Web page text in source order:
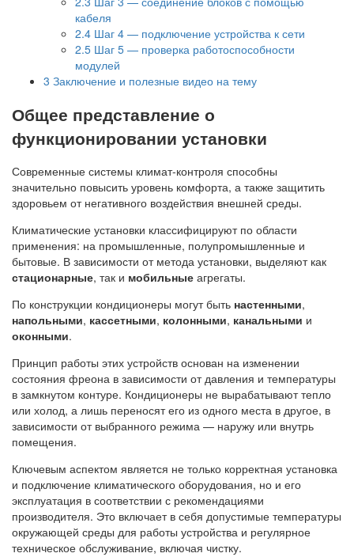
кабеля
2.4 Шаг 4 — подключение устройства к сети
2.5 Шаг 5 — проверка работоспособности
модулей
3 Заключение и полезные видео на тему
Общее представление о
функционировании установки
Современные системы климат-контроля способны
значительно повысить уровень комфорта, а также защитить
здоровьем от негативного воздействия внешней среды.
Климатические установки классифицируют по области
применения: на промышленные, полупромышленные и
бытовые. В зависимости от метода установки, выделяют как
стационарные, так и мобильные агрегаты.
По конструкции кондиционеры могут быть настенными,
напольными, кассетными, колонными, канальными и
оконными.
Принцип работы этих устройств основан на изменении
состояния фреона в зависимости от давления и температуры
в замкнутом контуре. Кондиционеры не вырабатывают тепло
или холод, а лишь переносят его из одного места в другое, в
зависимости от выбранного режима — наружу или внутрь
помещения.
Ключевым аспектом является не только корректная установка
и подключение климатического оборудования, но и его
эксплуатация в соответствии с рекомендациями
производителя. Это включает в себя допустимые температуры
окружающей среды для работы устройства и регулярное
техническое обслуживание, включая чистку.